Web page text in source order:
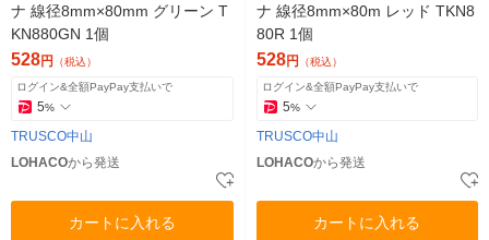
ナ 線径8mm×80mm グリーン T
KN880GN 1個
528円 （税込）
ログイン&全額PayPay支払いで
5%
TRUSCO中山
LOHACOから発送
カートに入れる
ナ 線径8mm×80m レッド TKN8
80R 1個
528円 （税込）
ログイン&全額PayPay支払いで
5%
TRUSCO中山
LOHACOから発送
カートに入れる